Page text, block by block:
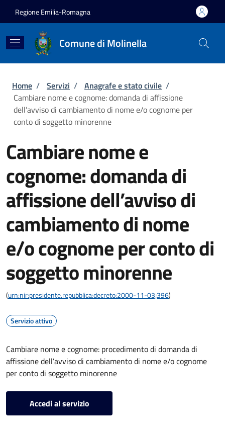
Regione Emilia-Romagna
Comune di Molinella
Briciole di pane
Home / Servizi / Anagrafe e stato civile /
Cambiare nome e cognome: domanda di affissione
dell’avviso di cambiamento di nome e/o cognome per
conto di soggetto minorenne
Cambiare nome e
cognome: domanda di
affissione dell’avviso di
cambiamento di nome
e/o cognome per conto di
soggetto minorenne
(urn:nir:presidente.repubblica:decreto:2000-11-03;396)
Servizio attivo
Cambiare nome e cognome: procedimento di domanda di
affissione dell’avviso di cambiamento di nome e/o cognome
per conto di soggetto minorenne
Accedi al servizio